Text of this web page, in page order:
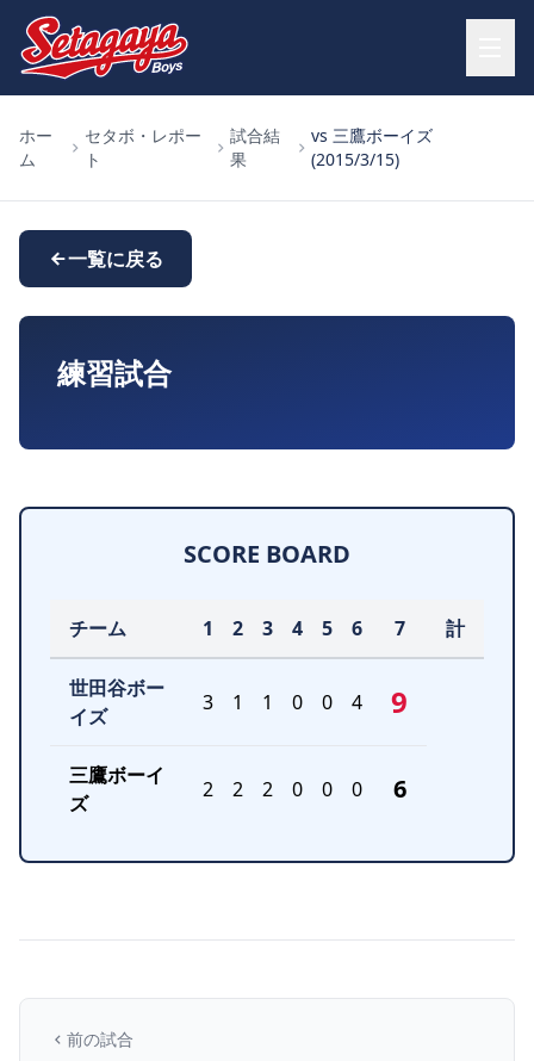
ホー
ム
セタボ・レポー
ト
試合結
果
vs 三鷹ボーイズ
(2015/3/15)
一覧に戻る
練習試合
SCORE BOARD
チーム 1 2 3 4 5 6 7 計
世田谷ボー
イズ
3 1 1 0 0 4 9
三鷹ボーイ
ズ
2 2 2 0 0 0 6
前の試合